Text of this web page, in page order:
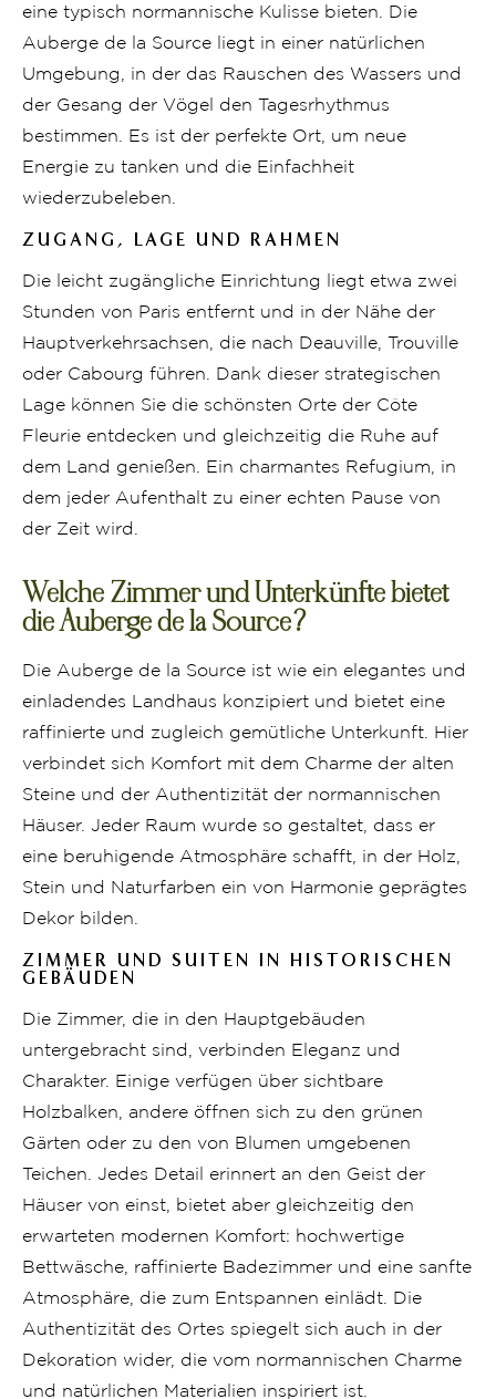
eine typisch normannische Kulisse bieten. Die
Auberge de la Source liegt in einer natürlichen
Umgebung, in der das Rauschen des Wassers und
der Gesang der Vögel den Tagesrhythmus
bestimmen. Es ist der perfekte Ort, um neue
Energie zu tanken und die Einfachheit
wiederzubeleben.
ZUGANG, LAGE UND RAHMEN
Die leicht zugängliche Einrichtung liegt etwa zwei
Stunden von Paris entfernt und in der Nähe der
Hauptverkehrsachsen, die nach Deauville, Trouville
oder Cabourg führen. Dank dieser strategischen
Lage können Sie die schönsten Orte der Côte
Fleurie entdecken und gleichzeitig die Ruhe auf
dem Land genießen. Ein charmantes Refugium, in
dem jeder Aufenthalt zu einer echten Pause von
der Zeit wird.
Welche Zimmer und Unterkünfte bietet
die Auberge de la Source?
Die Auberge de la Source ist wie ein elegantes und
einladendes Landhaus konzipiert und bietet eine
raffinierte und zugleich gemütliche Unterkunft. Hier
verbindet sich Komfort mit dem Charme der alten
Steine und der Authentizität der normannischen
Häuser. Jeder Raum wurde so gestaltet, dass er
eine beruhigende Atmosphäre schafft, in der Holz,
Stein und Naturfarben ein von Harmonie geprägtes
Dekor bilden.
ZIMMER UND SUITEN IN HISTORISCHEN
GEBÄUDEN
Die Zimmer, die in den Hauptgebäuden
untergebracht sind, verbinden Eleganz und
Charakter. Einige verfügen über sichtbare
Holzbalken, andere öffnen sich zu den grünen
Gärten oder zu den von Blumen umgebenen
Teichen. Jedes Detail erinnert an den Geist der
Häuser von einst, bietet aber gleichzeitig den
erwarteten modernen Komfort: hochwertige
Bettwäsche, raffinierte Badezimmer und eine sanfte
Atmosphäre, die zum Entspannen einlädt. Die
Authentizität des Ortes spiegelt sich auch in der
Dekoration wider, die vom normannischen Charme
und natürlichen Materialien inspiriert ist.